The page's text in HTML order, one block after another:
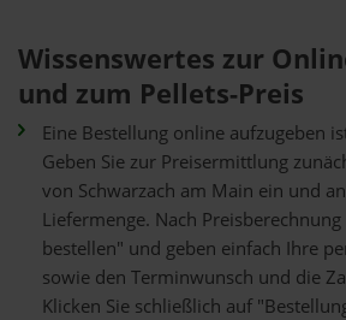
Wissenswertes zur
und zum Pellets-Preis
Eine Bestellung online aufzugeben
Geben Sie zur Preisermittlung
von Schwarzach am Main ein und
Liefermenge. Nach
bestellen" und geben einfach Ihre
sowie den Terminwunsch und die
Klicken Sie schließlich auf